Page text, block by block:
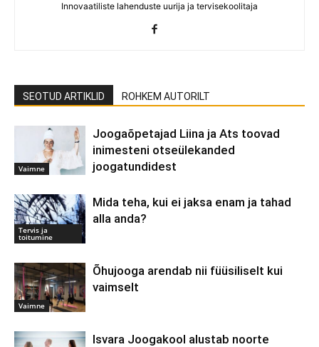
Innovaatiliste lahenduste uurija ja tervisekoolitaja
SEOTUD ARTIKLID ROHKEM AUTORILT
Vaimne
Joogaõpetajad Liina ja Ats toovad
inimesteni otseülekanded
joogatundidest
Tervis ja
toitumine
Mida teha, kui ei jaksa enam ja tahad
alla anda?
Vaimne
Õhujooga arendab nii füüsiliselt kui
vaimselt
Isvara Joogakool alustab noorte